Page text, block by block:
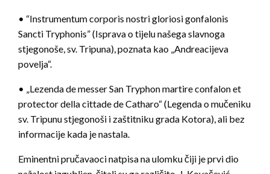
• “Instrumentum corporis nostri gloriosi gonfalonis
Sancti Tryphonis” (Isprava o tijelu našega slavnoga
stjegonoše, sv. Tripuna), poznata kao „Andreacijeva
povelja“.
• „Lezenda de messer San Tryphon martire confalon et
protector della cittade de Catharo“ (Legenda o mučeniku
sv. Tripunu stjegonoši i zaštitniku grada Kotora), ali bez
informacije kada je nastala.
Eminentni pručavaoci natpisa na ulomku čiji je prvi dio